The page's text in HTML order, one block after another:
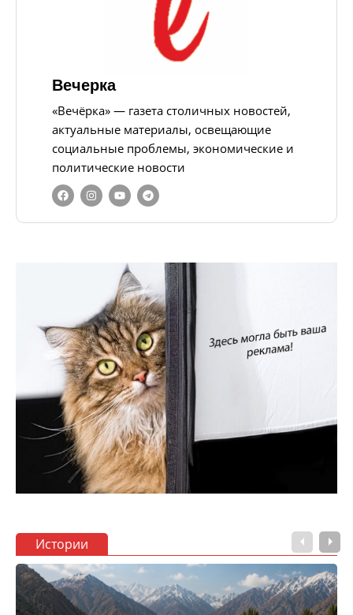
Вечерка
«Вечёрка» — газета столичных новостей,
актуальные материалы, освещающие
социальные проблемы, экономические и
политические новости
Истории